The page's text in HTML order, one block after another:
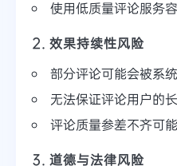
使用低质量评论服务
2. 效果持续性风险
部分评论可能会被系
无法保证评论用户的
评论质量参差不齐可
3. 道德与法律风险